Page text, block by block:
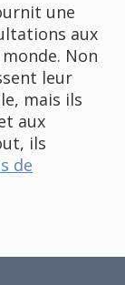
une
aux
Non
leur
mais ils
aux
ils
de